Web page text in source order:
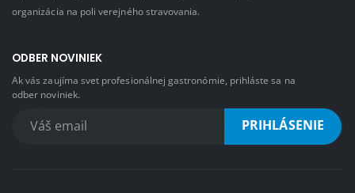
organizácia na poli verejného stravovania.
ODBER NOVINIEK
Ak vás zaujíma svet profesionálnej gastronómie, prihláste sa na
odber noviniek.